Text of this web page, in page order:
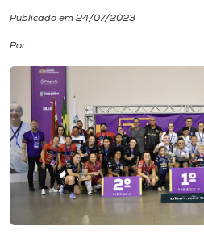
A
Unoesc
Internacionalização
I.nova
Publicado em 24/07/2023
Por